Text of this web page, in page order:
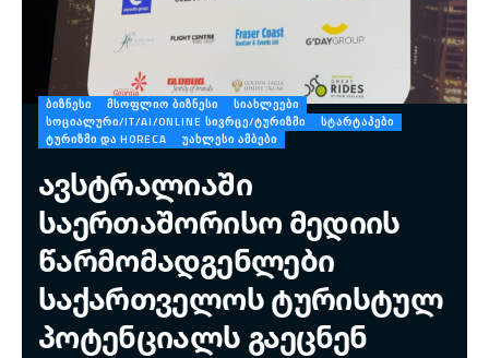
ᲑᲘᲖᲜᲔᲡᲘ ᲛᲡᲝᲤᲚᲘᲝ ᲑᲘᲖᲜᲔᲡᲘ
ᲡᲘᲐᲮᲚᲔᲔᲑᲘ
ᲡᲝᲪᲘᲐᲚᲣᲠᲘ/IT/AI/ONLINE ᲡᲘᲕᲠᲪᲔ/ᲢᲣᲠᲘᲖᲛᲘ
ᲡᲢᲐᲠᲢᲐᲞᲔᲑᲘ
ᲢᲣᲠᲘᲖᲛᲘ ᲓᲐ HORECA
ᲣᲐᲮᲚᲔᲡᲘ ᲐᲛᲑᲔᲑᲘ
ავსტრალიაში
საერთაშორისო მედიის
წარმომადგენლები
საქართველოს ტურისტულ
პოტენციალს გაეცნენ